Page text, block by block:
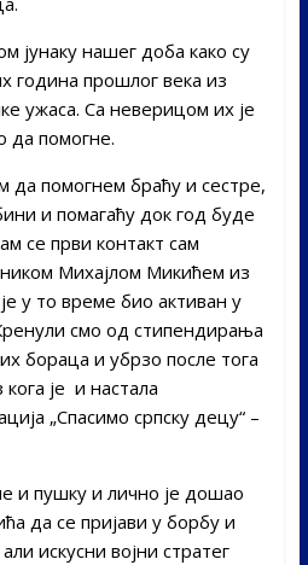
јунаку нашег доба како су
година прошлог века из
ужаса. Са неверицом их је
да помогне.
да помогнем браћу и сестре,
и помагаћу док год буде
се први контакт сам
Михајлом Микићем из
у то време био активан у
смо од стипендирања
бораца и убрзо после тога
је и настала
„Спасимо српску децу“ –
и пушку и лично је дошао
да се пријави у борбу и
искусни војни стратег